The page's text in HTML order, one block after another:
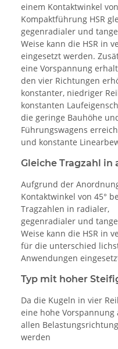
einem Kontaktwinkel
Kompaktführung HSR
gegenradialer und
Weise kann die HSR in
eingesetzt werden.
eine Vorspannung
den vier Richtungen
konstanter, niedriger
konstanten
die geringe Bauhöhe
Führungswagens
und konstante
Gleiche Tragzahl
Aufgrund der
Kontaktwinkel von 45°
Tragzahlen in radialer,
gegenradialer und
Weise kann die HSR in
für die unterschied
Anwendungen
Typ mit hoher
Da die Kugeln in vier
eine hohe
allen
werden